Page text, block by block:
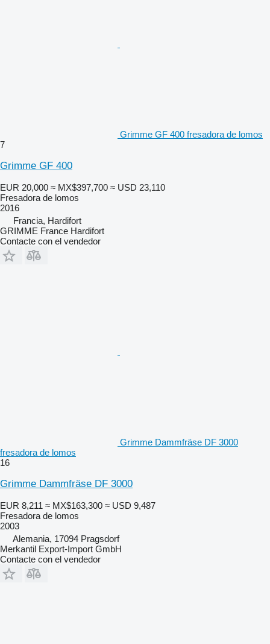
Grimme GF 400 fresadora de lomos
7
Grimme GF 400
EUR 20,000 ≈ MX$397,700 ≈ USD 23,110
Fresadora de lomos
2016
Francia, Hardifort
GRIMME France Hardifort
Contacte con el vendedor
Grimme Dammfräse DF 3000
fresadora de lomos
16
Grimme Dammfräse DF 3000
EUR 8,211 ≈ MX$163,300 ≈ USD 9,487
Fresadora de lomos
2003
Alemania, 17094 Pragsdorf
Merkantil Export-Import GmbH
Contacte con el vendedor